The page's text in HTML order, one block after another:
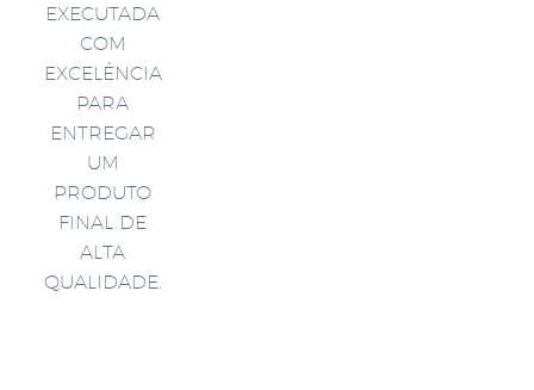
EXECUTADA
COM
EXCELÊNCIA
PARA
ENTREGAR
UM
PRODUTO
FINAL DE
ALTA
QUALIDADE.